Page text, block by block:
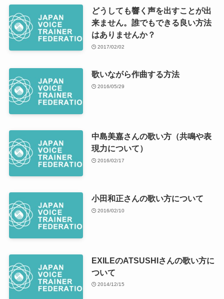
どうしても響く声を出すことが出
来ません。誰でもできる良い方法
はありませんか？
2017/02/02
歌いながら作曲する方法
2016/05/29
中島美嘉さんの歌い方（共鳴や表
現力について）
2016/02/17
小田和正さんの歌い方について
2016/02/10
EXILEのATSUSHIさんの歌い方に
ついて
2014/12/15